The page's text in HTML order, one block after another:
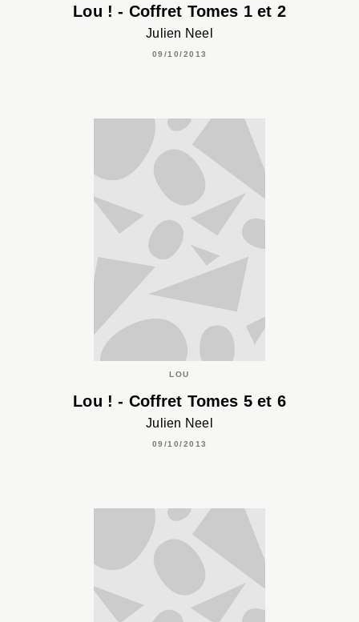
Lou ! - Coffret Tomes 1 et 2
Julien Neel
09/10/2013
LOU
Lou ! - Coffret Tomes 5 et 6
Julien Neel
09/10/2013